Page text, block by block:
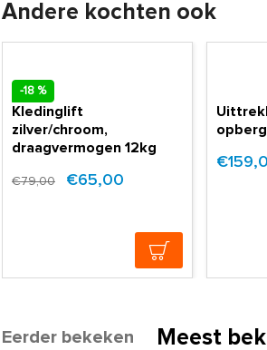
Andere kochten ook
-18 %
Kledinglift
zilver/chroom,
draagvermogen 12kg
€79,00 €65,00
Eerder bekeken Meest